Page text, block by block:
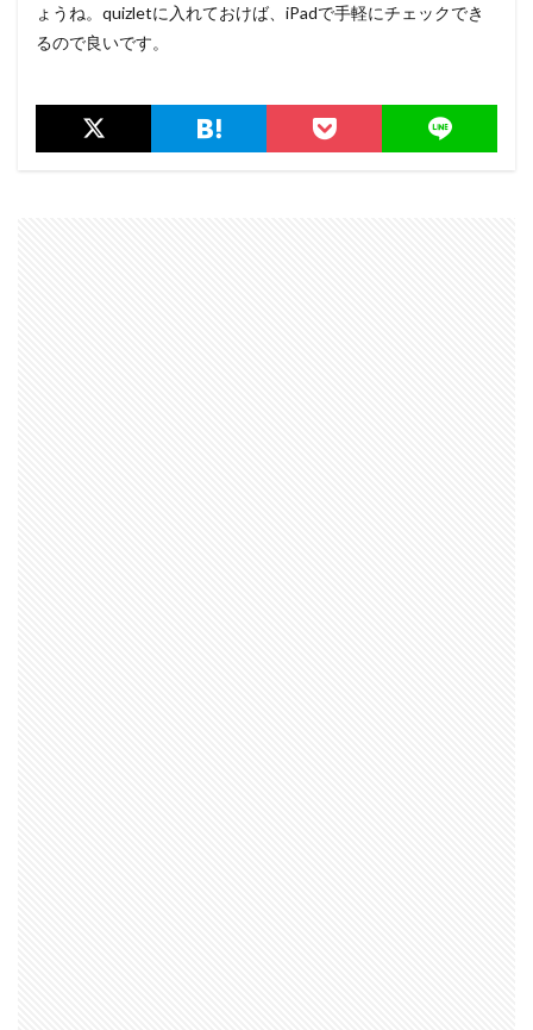
ょうね。quizletに入れておけば、iPadで手軽にチェックでき
るので良いです。